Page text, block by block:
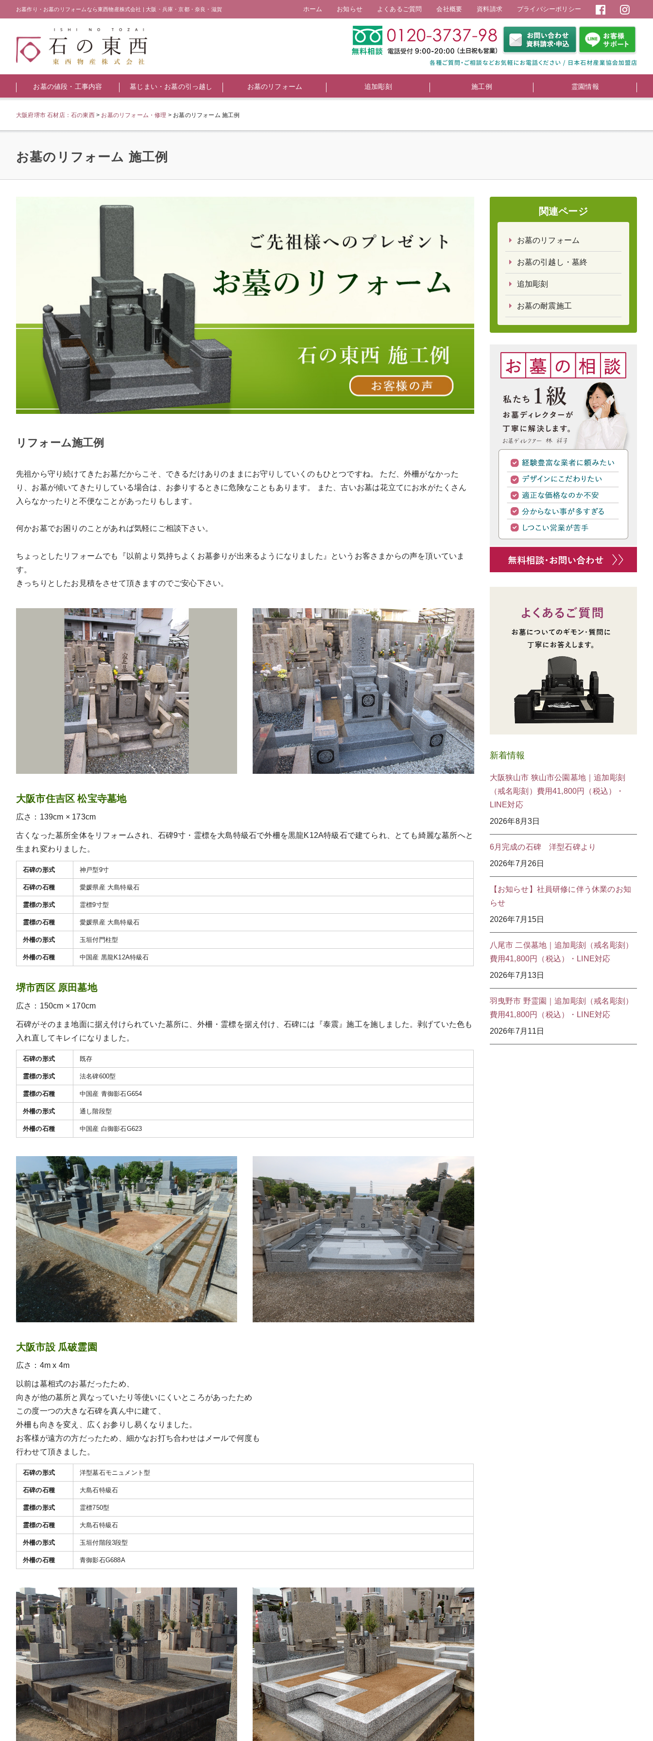
お墓作り・お墓のリフォームなら東西物産株式会社 | 大阪・兵庫・京都・奈良・滋賀 ホーム お知らせ よくあるご質問 会社概要 資料請求 プライバシーポリシー
お墓の値段・工事内容 墓じまい・お墓の引っ越し お墓のリフォーム 追加彫刻 施工例 霊園情報
大阪府堺市 石材店：石の東西> お墓のリフォーム・修理 > お墓のリフォーム 施工例
お墓のリフォーム 施工例
リフォーム施工例
先祖から守り続けてきたお墓だからこそ、できるだけありのままにお守りしていくのもひとつですね。 ただ、外柵がなかった
り、お墓が傾いてきたりしている場合は、お参りするときに危険なこともあります。 また、古いお墓は花立てにお水がたくさん
入らなかったりと不便なことがあったりもします。
何かお墓でお困りのことがあれば気軽にご相談下さい。
ちょっとしたリフォームでも『以前より気持ちよくお墓参りが出来るようになりました』というお客さまからの声を頂いていま
す。
きっちりとしたお見積をさせて頂きますのでご安心下さい。
大阪市住吉区 松宝寺墓地
広さ：139cm × 173cm
古くなった墓所全体をリフォームされ、石碑9寸・霊標を大島特級石で外柵を黒龍K12A特級石で建てられ、とても綺麗な墓所へと
生まれ変わりました。
石碑の形式 神戸型9寸
石碑の石種 愛媛県産 大島特級石
霊標の形式 霊標9寸型
霊標の石種 愛媛県産 大島特級石
外柵の形式 玉垣付門柱型
外柵の石種 中国産 黒龍K12A特級石
堺市西区 原田墓地
広さ：150cm × 170cm
石碑がそのまま地面に据え付けられていた墓所に、外柵・霊標を据え付け、石碑には『泰震』施工を施しました。剥げていた色も
入れ直してキレイになりました。
石碑の形式 既存
霊標の形式 法名碑600型
霊標の石種 中国産 青御影石G654
外柵の形式 通し階段型
外柵の石種 中国産 白御影石G623
大阪市設 瓜破霊園
広さ：4m x 4m
以前は墓相式のお墓だったため、
向きが他の墓所と異なっていたり等使いにくいところがあったため
この度一つの大きな石碑を真ん中に建て、
外柵も向きを変え、広くお参りし易くなりました。
お客様が遠方の方だったため、細かなお打ち合わせはメールで何度も
行わせて頂きました。
石碑の形式 洋型墓石モニュメント型
石碑の石種 大島石特級石
霊標の形式 霊標750型
霊標の石種 大島石特級石
外柵の形式 玉垣付階段3段型
外柵の石種 青御影石G688A
関連ページ
お墓のリフォーム
お墓の引越し・墓終
追加彫刻
お墓の耐震施工
新着情報
大阪狭山市 狭山市公園墓地｜追加彫刻
（戒名彫刻）費用41,800円（税込）・
LINE対応
2026年8月3日
6月完成の石碑 洋型石碑より
2026年7月26日
【お知らせ】社員研修に伴う休業のお知
らせ
2026年7月15日
八尾市 二俣墓地｜追加彫刻（戒名彫刻）
費用41,800円（税込）・LINE対応
2026年7月13日
羽曳野市 野霊園｜追加彫刻（戒名彫刻）
費用41,800円（税込）・LINE対応
2026年7月11日